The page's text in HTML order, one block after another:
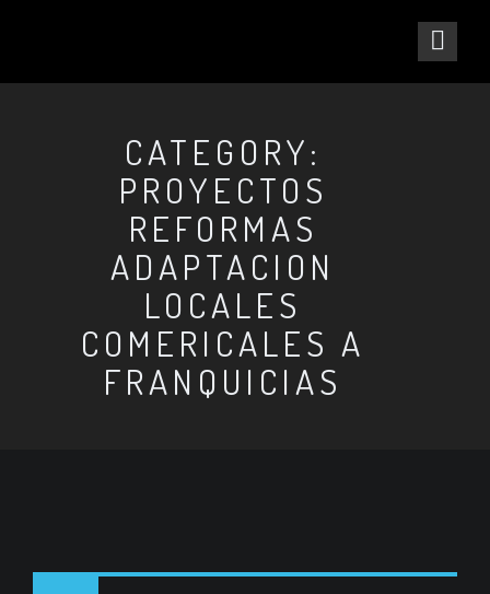
CATEGORY:
PROYECTOS
REFORMAS
ADAPTACION
LOCALES
COMERICALES A
FRANQUICIAS